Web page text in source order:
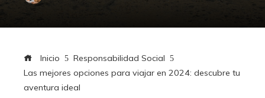
Inicio
Responsabilidad Social
Las mejores opciones para viajar en 2024: descubre tu
aventura ideal